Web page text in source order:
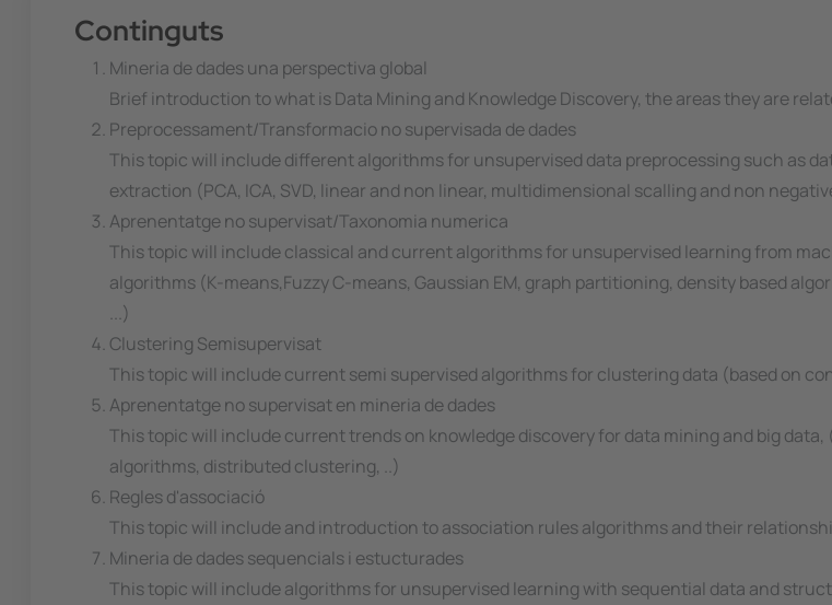
Continguts
Mineria de dades una perspectiva global
Brief introduction to what is Data Mining and Knowledge Discovery, the areas they are
Preprocessament/Transformacio no supervisada de dades
This topic will include different algorithms for unsupervised data preprocessing such as
extraction (PCA, ICA, SVD, linear and non linear, multidimensional scalling and non
Aprenentatge no supervisat/Taxonomia numerica
This topic will include classical and current algorithms for unsupervised learning from
algorithms (K-means,Fuzzy C-means, Gaussian EM, graph partitioning, density based
...)
Clustering Semisupervisat
This topic will include current semi supervised algorithms for clustering data (based on
Aprenentatge no supervisat en mineria de dades
This topic will include current trends on knowledge discovery for data mining and big
algorithms, distributed clustering, ..)
Regles d'associació
This topic will include and introduction to association rules algorithms and their
Mineria de dades sequencials i estucturades
This topic will include algorithms for unsupervised learning with sequential data and